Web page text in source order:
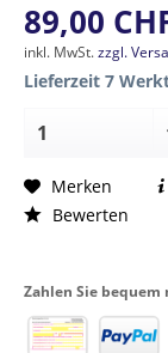
89,00
inkl. MwSt.zzgl.
Lieferzeit 7
Merken
Bewerten
Zahlen Sie bequem